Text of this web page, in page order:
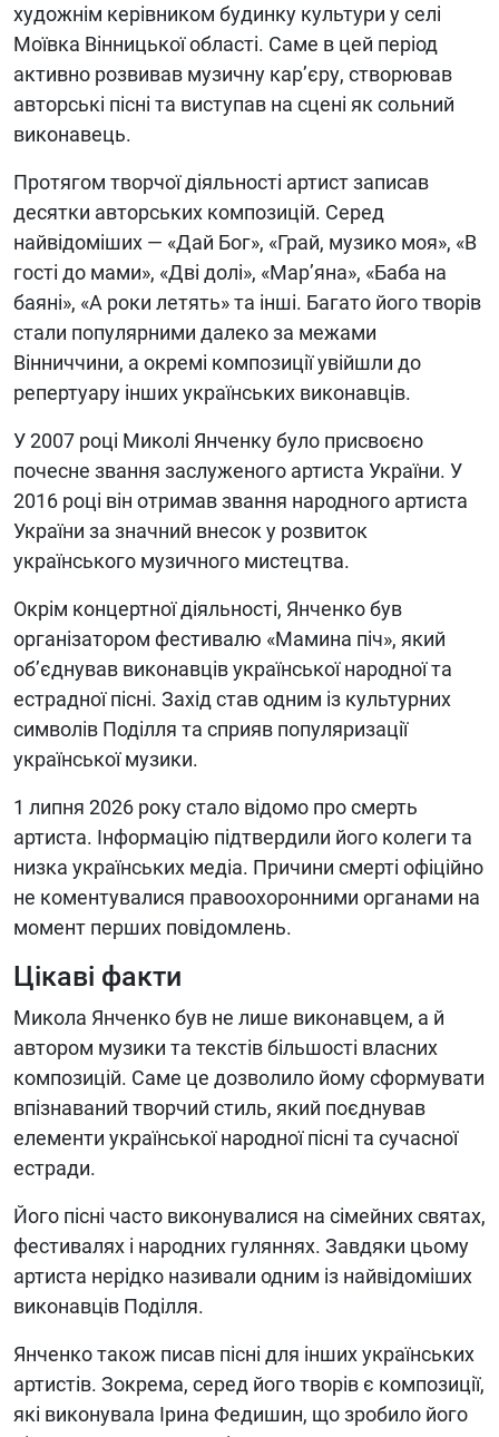
художнім керівником будинку культури у селі
Моївка Вінницької області. Саме в цей період
активно розвивав музичну кар’єру, створював
авторські пісні та виступав на сцені як сольний
виконавець.
Протягом творчої діяльності артист записав
десятки авторських композицій. Серед
найвідоміших — «Дай Бог», «Грай, музико моя», «В
гості до мами», «Дві долі», «Мар’яна», «Баба на
баяні», «А роки летять» та інші. Багато його творів
стали популярними далеко за межами
Вінниччини, а окремі композиції увійшли до
репертуару інших українських виконавців.
У 2007 році Миколі Янченку було присвоєно
почесне звання заслуженого артиста України. У
2016 році він отримав звання народного артиста
України за значний внесок у розвиток
українського музичного мистецтва.
Окрім концертної діяльності, Янченко був
організатором фестивалю «Мамина піч», який
об’єднував виконавців української народної та
естрадної пісні. Захід став одним із культурних
символів Поділля та сприяв популяризації
української музики.
1 липня 2026 року стало відомо про смерть
артиста. Інформацію підтвердили його колеги та
низка українських медіа. Причини смерті офіційно
не коментувалися правоохоронними органами на
момент перших повідомлень.
Цікаві факти
Микола Янченко був не лише виконавцем, а й
автором музики та текстів більшості власних
композицій. Саме це дозволило йому сформувати
впізнаваний творчий стиль, який поєднував
елементи української народної пісні та сучасної
естради.
Його пісні часто виконувалися на сімейних святах,
фестивалях і народних гуляннях. Завдяки цьому
артиста нерідко називали одним із найвідоміших
виконавців Поділля.
Янченко також писав пісні для інших українських
артистів. Зокрема, серед його творів є композиції,
які виконувала Ірина Федишин, що зробило його